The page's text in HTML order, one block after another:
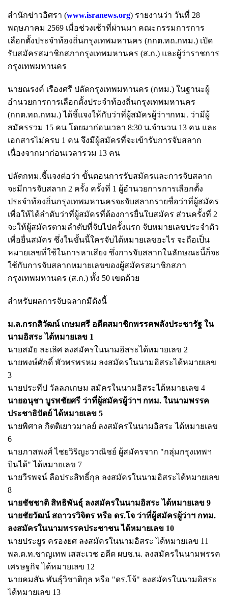
สำนักข่าวอิศรา (www.isranews.org) รายงานว่า วันที่ 28
พฤษภาคม 2569 เมื่อช่วงเช้าที่ผ่านมา คณะกรรมการการ
เลือกตั้งประจำท้องถิ่นกรุงเทพมหานคร (กกต.ทถ.กทม.) เปิด
รับสมัครสมาชิกสภากรุงเทพมหานคร (ส.ก.) และผู้ว่าราชการ
กรุงเทพมหานคร
นายณรงค์ เรืองศรี ปลัดกรุงเทพมหานคร (กทม.) ในฐานะผู้
อำนวยการการเลือกตั้งประจำท้องถิ่นกรุงเทพมหานคร
(กกต.ทถ.กทม.) ได้ชี้แจงให้กับว่าที่ผู้สมัครผู้ว่าฯกทม. ว่ามีผู้
สมัครรวม 15 คน โดยมาก่อนเวลา 8:30 น.จำนวน 13 คน และ
เอกสารไม่ครบ 1 คน จึงมีผู้สมัครที่จะเข้ารับการจับสลาก
เนื่องจากมาก่อนเวลารวม 13 คน
ปลัดกทม.ชี้แจงต่อว่า ขั้นตอนการรับสมัครและการจับสลาก
จะมีการจับสลาก 2 ครั้ง ครั้งที่ 1 ผู้อำนวยการการเลือกตั้ง
ประจำท้องถิ่นกรุงเทพมหานครจะจับสลากรายชื่อว่าที่ผู้สมัคร
เพื่อให้ได้ลำดับว่าที่ผู้สมัครที่ต้องการยื่นใบสมัคร ส่วนครั้งที่ 2
จะให้ผู้สมัครตามลำดับที่จับไปครั้งแรก จับหมายเลขประจำตัว
เพื่อยื่นสมัคร ซึ่งในขั้นนี้ใครจับได้หมายเลขอะไร จะถือเป็น
หมายเลขที่ใช้ในการหาเสียง ซึ่งการจับสลากในลักษณะนี้ก็จะ
ใช้กับการจับสลากหมายเลขของผู้สมัครสมาชิกสภา
กรุงเทพมหานคร (ส.ก.) ทั้ง 50 เขตด้วย
สำหรับผลการจับฉลากมีดังนี้
ม.ล.กรกสิวัฒน์ เกษมศรี อดีตสมาชิกพรรคพลังประชารัฐ ใน
นามอิสระ ได้หมายเลข 1
นายสมัย ละเลิศ ลงสมัครในนามอิสระได้หมายเลข 2
นายพงษ์ศักดิ์ พัวพรพรหม ลงสมัครในนามอิสระได้หมายเลข
3
นายประทีป วัลลภเกษม สมัครในนามอิสระได้หมายเลข 4
นายอนุชา บูรพชัยศรี ว่าที่ผู้สมัครผู้ว่าฯ กทม. ในนามพรรค
ประชาธิปัตย์ ได้หมายเลข 5
นายพิศาล กิตติเยาวมาลย์ ลงสมัครในนามอิสระ ได้หมายเลข
6
นายภาสพงศ์ ไชยวิริญะวาณิชย์ ผู้สมัครจาก "กลุ่มกรุงเทพฯ
บินได้" ได้หมายเลข 7
นายวีรพจน์ ลือประสิทธิ์กุล ลงสมัครในนามอิสระได้หมายเลข
8
นายชัชชาติ สิทธิพันธุ์ ลงสมัครในนามอิสระ ได้หมายเลข 9
นายชัยวัฒน์ สถาวรวิจิตร หรือ ดร.โจ ว่าที่ผู้สมัครผู้ว่าฯ กทม.
ลงสมัครในนามพรรคประชาชน ได้หมายเลข 10
นายประยูร ครองยศ ลงสมัครในนามอิสระ ได้หมายเลข 11
พล.ต.ท.ชาญเทพ เสสะเวช อดีต ผบช.น. ลงสมัครในนามพรรค
เศรษฐกิจ ได้หมายเลข 12
นายคมสัน พันธุ์วิชาติกุล หรือ "ดร.โจ้" ลงสมัครในนามอิสระ
ได้หมายเลข 13